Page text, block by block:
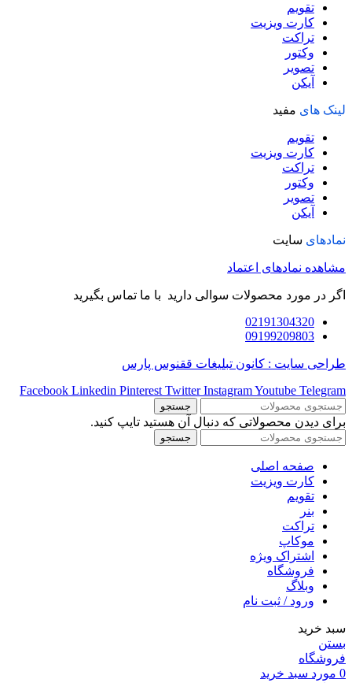
تقویم
کارت ویزیت
تراکت
وکتور
تصویر
آیکن
لینک های مفید
تقویم
کارت ویزیت
تراکت
وکتور
تصویر
آیکن
نمادهای سایت
مشاهده نمادهای اعتماد
اگر در مورد محصولات سوالی دارید با ما تماس بگیرید
02191304320
09199209803
طراحی سایت : کانون تبلیغات ققنوس پارس
Facebook Linkedin Pinterest Twitter InstagramYoutube Telegram
جستجو
برای دیدن محصولاتی که دنبال آن هستید تایپ کنید.
جستجو
صفحه اصلی
کارت ویزیت
تقویم
بنر
تراکت
موکاپ
اشتراک ویژه
فروشگاه
وبلاگ
ورود / ثبت نام
سبد خرید
بستن
فروشگاه
0 مورد سبد خرید